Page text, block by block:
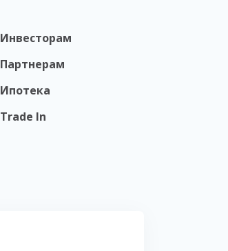
Инвесторам
Партнерам
Ипотека
Trade In